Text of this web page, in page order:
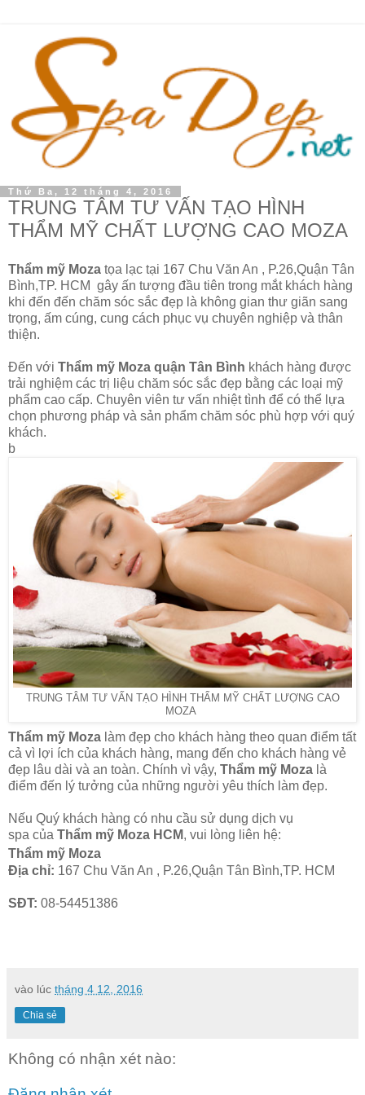
Thứ Ba, 12 tháng 4, 2016
TRUNG TÂM TƯ VẤN TẠO HÌNH
THẨM MỸ CHẤT LƯỢNG CAO MOZA
Thẩm mỹ Moza tọa lạc tại 167 Chu Văn An , P.26,Quận Tân
Bình,TP. HCM gây ấn tượng đầu tiên trong mắt khách hàng
khi đến đến chăm sóc sắc đẹp là không gian thư giãn sang
trọng, ấm cúng, cung cách phục vụ chuyên nghiệp và thân
thiện.
Đến với Thẩm mỹ Moza quận Tân Bình khách hàng được
trải nghiệm các trị liệu chăm sóc sắc đẹp bằng các loại mỹ
phẩm cao cấp. Chuyên viên tư vấn nhiệt tình để có thể lựa
chọn phương pháp và sản phẩm chăm sóc phù hợp với quý
khách.
b
TRUNG TÂM TƯ VẤN TẠO HÌNH THẨM MỸ CHẤT LƯỢNG CAO
MOZA
Thẩm mỹ Moza làm đẹp cho khách hàng theo quan điểm tất
cả vì lợi ích của khách hàng, mang đến cho khách hàng vẻ
đẹp lâu dài và an toàn. Chính vì vậy, Thẩm mỹ Moza là
điểm đến lý tưởng của những người yêu thích làm đẹp.
Nếu Quý khách hàng có nhu cầu sử dụng dịch vụ
spa của Thẩm mỹ Moza HCM, vui lòng liên hệ:
Thẩm mỹ Moza
Địa chỉ: 167 Chu Văn An , P.26,Quận Tân Bình,TP. HCM
SĐT: 08-54451386
vào lúc tháng 4 12, 2016
Chia sẻ
Không có nhận xét nào: